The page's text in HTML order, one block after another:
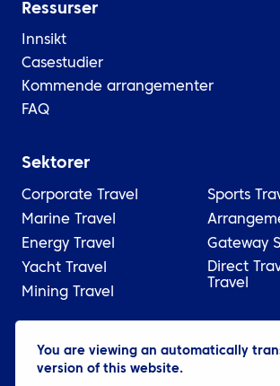
You are viewing an automatically
version of this website.
Ressurser
Innsikt
Casestudier
Kommende arrangementer
FAQ
Sektorer
Corporate Travel
Marine Travel
Energy Travel
Yacht Travel
Mining Travel
Sports
Gateway
Direct
Travel
© 2026 ATPI
Juridisk
Personvernerklæring